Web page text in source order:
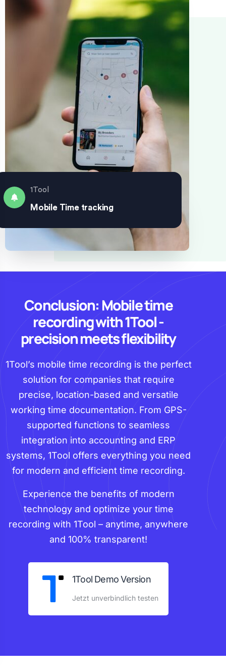
1Tool
Mobile Time tracking
Conclusion: Mobile time
recording with 1Tool -
precision meets flexibility
1Tool’s mobile time recording is the perfect
solution for companies that require
precise, location-based and versatile
working time documentation. From GPS-
supported functions to seamless
integration into accounting and ERP
systems, 1Tool offers everything you need
for modern and efficient time recording.
Experience the benefits of modern
technology and optimize your time
recording with 1Tool – anytime, anywhere
and 100% transparent!
1Tool Demo Version
Jetzt unverbindlich testen